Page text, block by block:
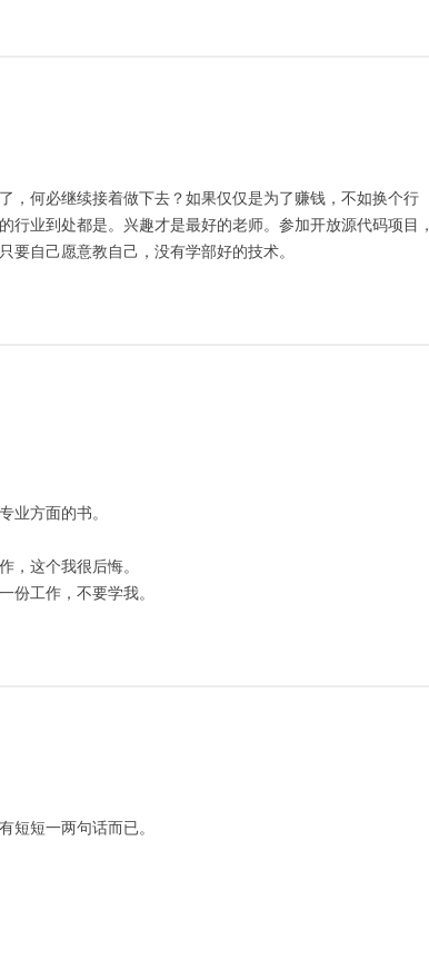
，何必继续接着做下去？如果仅仅是为了赚钱，不如换个行
行业到处都是。兴趣才是最好的老师。参加开放源代码项目，
自己愿意教自己，没有学部好的技术。
业方面的书。
，这个我很后悔。
份工作，不要学我。
短短一两句话而已。